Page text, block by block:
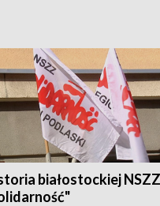
białostockiej NSZZ